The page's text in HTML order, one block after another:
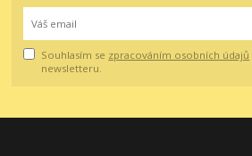
Souhlasím se zpracováním osobních údajů
newsletteru.